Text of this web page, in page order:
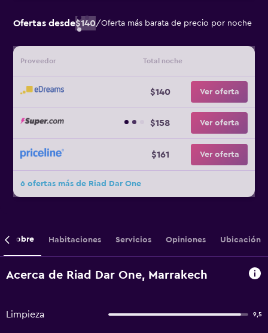
Ofertas desde$140/Oferta más barata de precio por noche
Proveedor Total noche
$140 Ver oferta
$158 Ver oferta
$161 Ver oferta
6 ofertas más de Riad Dar One
Sobre Habitaciones Servicios Opiniones Ubicación
Acerca de Riad Dar One, Marrakech
Limpieza 9,5